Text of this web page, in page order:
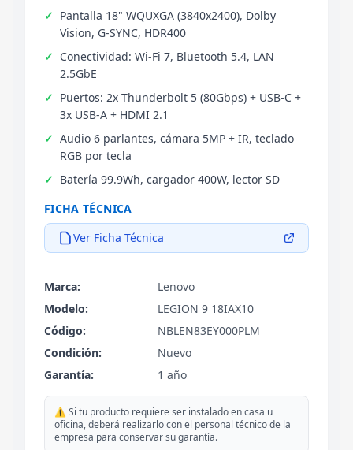
Pantalla 18" WQUXGA (3840x2400), Dolby
Vision, G-SYNC, HDR400
Conectividad: Wi-Fi 7, Bluetooth 5.4, LAN
2.5GbE
Puertos: 2x Thunderbolt 5 (80Gbps) + USB-C +
3x USB-A + HDMI 2.1
Audio 6 parlantes, cámara 5MP + IR, teclado
RGB por tecla
Batería 99.9Wh, cargador 400W, lector SD
FICHA TÉCNICA
Ver Ficha Técnica
Marca:
Lenovo
Modelo:
LEGION 9 18IAX10
Código:
NBLEN83EY000PLM
Condición:
Nuevo
Garantía:
1 año
⚠️ Si tu producto requiere ser instalado en casa u
oficina, deberá realizarlo con el personal técnico de la
empresa para conservar su garantía.